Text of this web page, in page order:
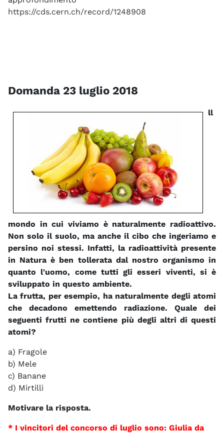
https://cds.cern.ch/record/1248908
Domanda 23 luglio 2018
ll
mondo in cui viviamo è naturalmente radioattivo.
Non solo il suolo, ma anche il cibo che ingeriamo e
persino noi stessi. Infatti, la radioattività presente
in Natura è ben tollerata dal nostro organismo in
quanto l'uomo, come tutti gli esseri viventi, si è
sviluppato in questo ambiente.
La frutta, per esempio, ha naturalmente degli atomi
che decadono emettendo radiazione. Quale dei
seguenti frutti ne contiene più degli altri di questi
atomi?
a) Fragole
b) Mele
c) Banane
d) Mirtilli
Motivare la risposta.
* I vincitori del concorso di luglio sono: Giulia da